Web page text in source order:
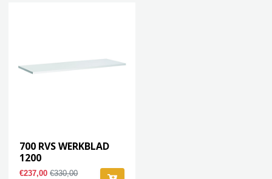
700 RVS WERKBLAD
1200
€237,00€330,00